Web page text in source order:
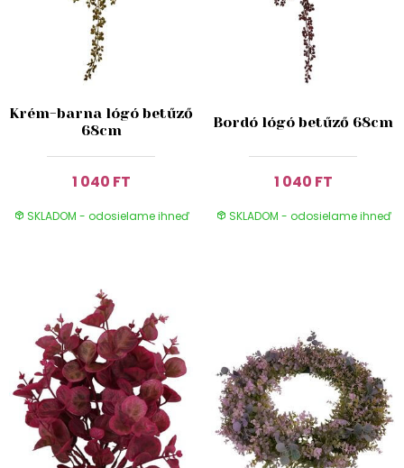
Krém-barna lógó betűző
68cm
1 040 FT
SKLADOM - odosielame ihneď
Bordó lógó betűző 68cm
1 040 FT
SKLADOM - odosielame ihneď